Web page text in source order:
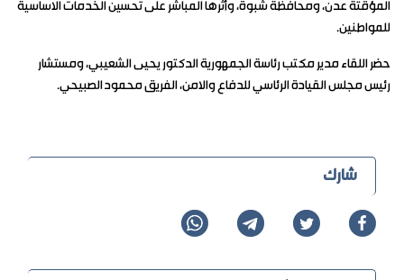
المؤقتة عدن، ومحافظة شبوة، وأثرها المباشر على تحسين الخدمات الاساسية
للمواطنين.
حضر اللقاء مدير مكتب رئاسة الجمهورية الدكتور يحيى الشعيبي، ومستشار
رئيس مجلس القيادة الرئاسي للدفاع والامن، الفريق محمود الصبيحي.
شارك